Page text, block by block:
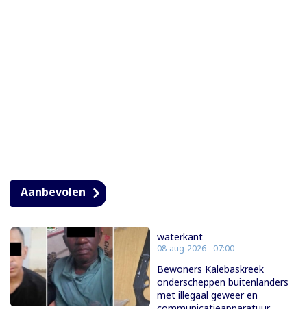
Aanbevolen
waterkant
08-aug-2026 - 07:00
Bewoners Kalebaskreek
onderscheppen buitenlanders
met illegaal geweer en